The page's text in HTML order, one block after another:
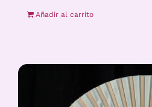
Añadir al carrito